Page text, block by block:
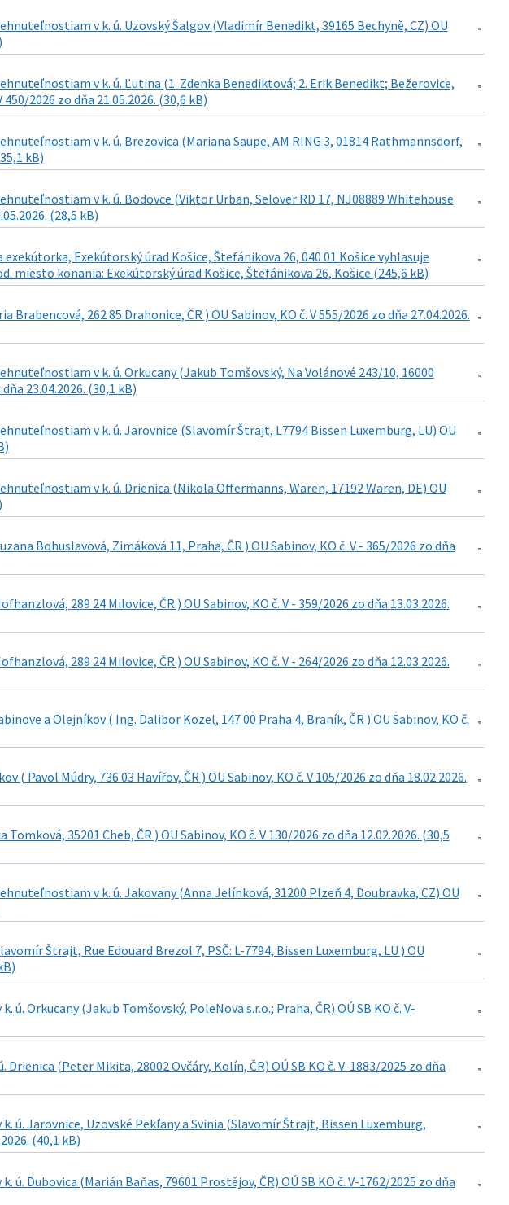
v k. ú. Uzovský Šalgov (Vladimír Benedikt, 39165 Bechyně, CZ) OU
v k. ú. Ľutina (1. Zdenka Benediktová; 2. Erik Benedikt; Bežerovice,
2026 zo dňa 21.05.2026. (30,6 kB)
v k. ú. Brezovica (Mariana Saupe, AM RING 3, 01814 Rathmannsdorf,
kB)
v k. ú. Bodovce (Viktor Urban, Selover RD 17, NJ08889 Whitehouse
(28,5 kB)
Exekútorský úrad Košice, Štefánikova 26, 040 01 Košice vyhlasuje
miesto konania: Exekútorský úrad Košice, Štefánikova 26, Košice (245,6 kB)
262 85 Drahonice, ČR ) OU Sabinov, KO č. V 555/2026 zo dňa 27.04.2026.
v k. ú. Orkucany (Jakub Tomšovský, Na Volánové 243/10, 16000
23.04.2026. (30,1 kB)
v k. ú. Jarovnice (Slavomír Štrajt, L7794 Bissen Luxemburg, LU) OU
v k. ú. Drienica (Nikola Offermanns, Waren, 17192 Waren, DE) OU
Bohuslavová, Zimáková 11, Praha, ČR ) OU Sabinov, KO č. V - 365/2026 zo dňa
289 24 Milovice, ČR ) OU Sabinov, KO č. V - 359/2026 zo dňa 13.03.2026.
289 24 Milovice, ČR ) OU Sabinov, KO č. V - 264/2026 zo dňa 12.03.2026.
a Olejníkov ( Ing. Dalibor Kozel, 147 00 Praha 4, Braník, ČR ) OU Sabinov, KO č.
Pavol Múdry, 736 03 Havířov, ČR ) OU Sabinov, KO č. V 105/2026 zo dňa 18.02.2026.
35201 Cheb, ČR ) OU Sabinov, KO č. V 130/2026 zo dňa 12.02.2026. (30,5
v k. ú. Jakovany (Anna Jelínková, 31200 Plzeň 4, Doubravka, CZ) OU
Štrajt, Rue Edouard Brezol 7, PSČ: L-7794, Bissen Luxemburg, LU ) OU
Orkucany (Jakub Tomšovský, PoleNova s.r.o.; Praha, ČR) OÚ SB KO č. V-
(Peter Mikita, 28002 Ovčáry, Kolín, ČR) OÚ SB KO č. V-1883/2025 zo dňa
ú. Jarovnice, Uzovské Pekľany a Svinia (Slavomír Štrajt, Bissen Luxemburg,
(40,1 kB)
Dubovica (Marián Baňas, 79601 Prostějov, ČR) OÚ SB KO č. V-1762/2025 zo dňa